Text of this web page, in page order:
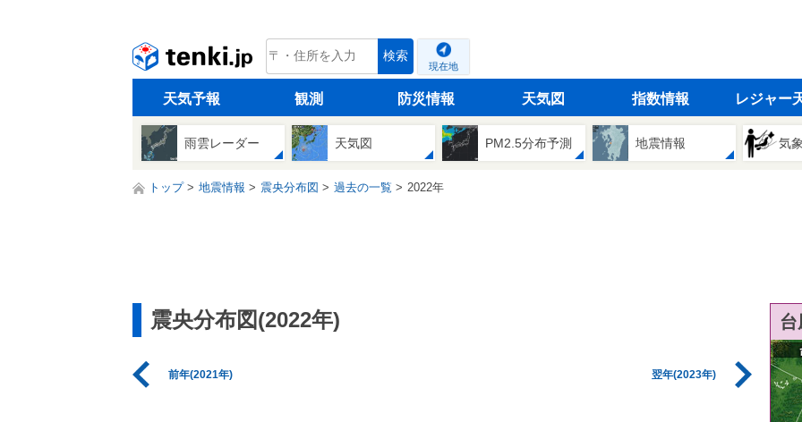
tenki.jp 検索
現在地
天気予報 観測 防災情報 天気図 指数情報 レジャー
雨雲レーダー 天気図 PM2.5分布予測 地震情報 気
トップ 地震情報 震央分布図 過去の一覧 2022年
震央分布図(2022年)
前年(2021年) 翌年(2023年)